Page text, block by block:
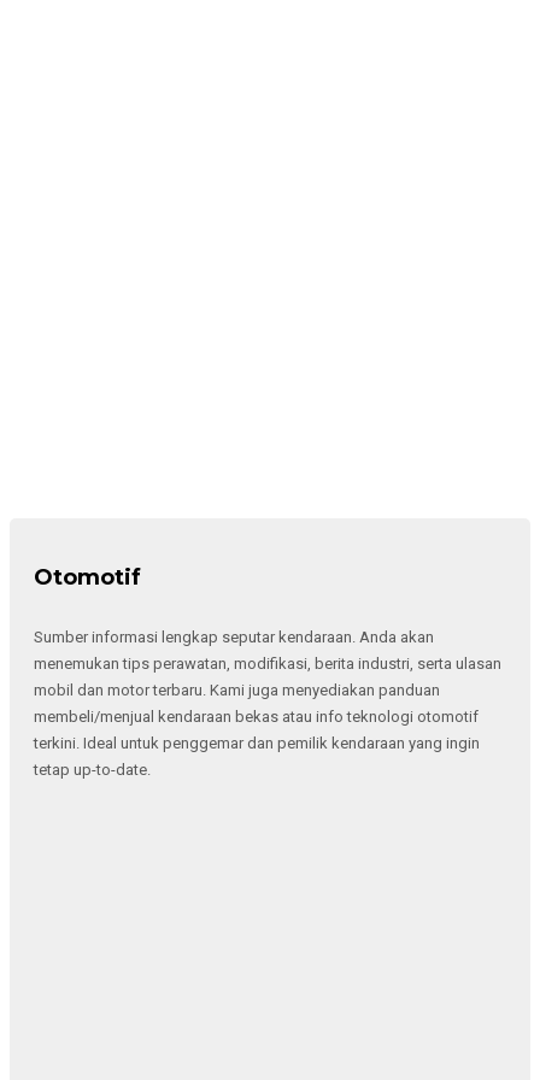
Otomotif
Sumber informasi lengkap seputar kendaraan. Anda akan
menemukan tips perawatan, modifikasi, berita industri, serta ulasan
mobil dan motor terbaru. Kami juga menyediakan panduan
membeli/menjual kendaraan bekas atau info teknologi otomotif
terkini. Ideal untuk penggemar dan pemilik kendaraan yang ingin
tetap up-to-date.